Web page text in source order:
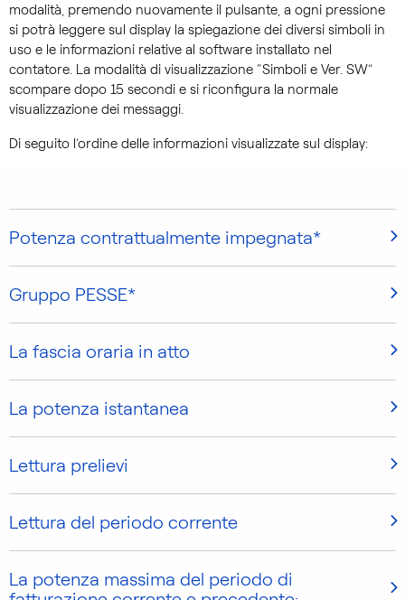
modalità, premendo nuovamente il pulsante, a ogni pressione
si potrà leggere sul display la spiegazione dei diversi simboli in
uso e le informazioni relative al software installato nel
contatore. La modalità di visualizzazione “Simboli e Ver. SW”
scompare dopo 15 secondi e si riconfigura la normale
visualizzazione dei messaggi.
Di seguito l’ordine delle informazioni visualizzate sul display:
Potenza contrattualmente impegnata*
Gruppo PESSE*
La fascia oraria in atto
La potenza istantanea
Lettura prelievi
Lettura del periodo corrente
La potenza massima del periodo di